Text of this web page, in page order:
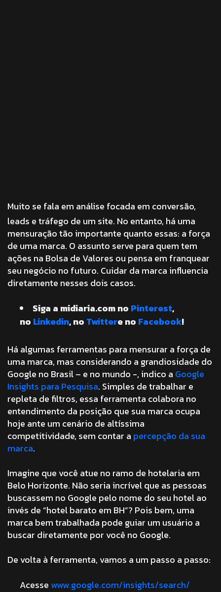
Muito se fala em análise focada em conversão,
leads e tráfego de um site. No entanto, há uma
mensuração tão importante quanto essas: a força
de uma marca. O assunto serve para quem tem
ações na Bolsa de Valores ou pensa em franquear
seu negócio no futuro. Cuidar da marca influencia
diretamente nesses dois casos.
Siga a midiaria.com no Pinterest,
no Linkedin, no Twittere no Facebook!
Há algumas ferramentas para mensurar a força de
uma marca, mas considerando a grandiosidade do
Google no Brasil – e no mundo -, indico a Google
Insights para Pesquisa. Simples de trabalhar e
repleta de filtros, essa ferramenta colabora no
entendimento da posição que sua marca ocupa
hoje ante um cenário de altíssima
competitividade, sem contar a percepção da sua
marca.
Imagine que você atue no ramo de hotelaria em
Belo Horizonte. Não seria incrível que as pessoas
buscassem no Google pelo nome do seu hotel ao
invés de “hotel barato em BH”? Pois bem, uma
marca bem trabalhada pode guiar um usuário a
buscar diretamente por você no Google.
De volta à ferramenta, vamos a um passo a passo:
Acesse www.google.com/insights/search/